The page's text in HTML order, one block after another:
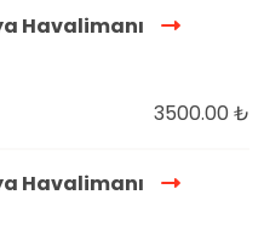
Havalimanı
3500.00 ₺
Havalimanı